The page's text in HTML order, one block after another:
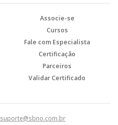
Associe-se
Cursos
Fale com Especialista
Certificação
Parceiros
Validar Certificado
suporte@sbno.com.br